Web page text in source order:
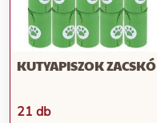
KUTYAPISZOK ZACSKÓ
21 db